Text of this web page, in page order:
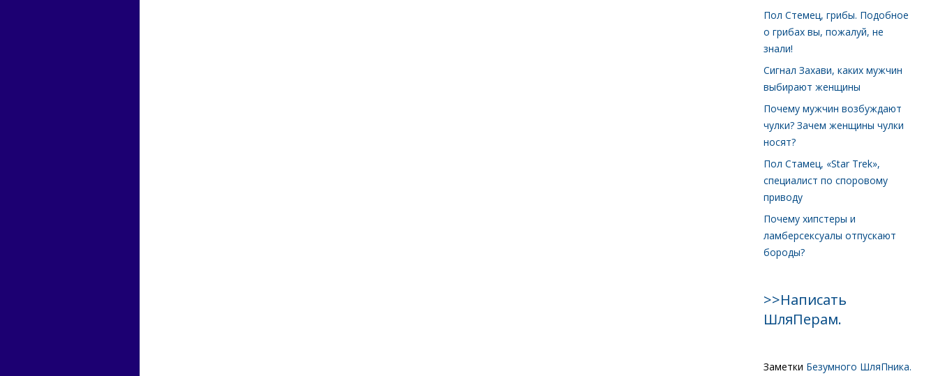
Пол Стемец, грибы. Подобное
о грибах вы, пожалуй, не
знали!
Сигнал Захави, каких мужчин
выбирают женщины
Почему мужчин возбуждают
чулки? Зачем женщины чулки
носят?
Пол Стамец, «Star Trek»,
специалист по споровому
приводу
Почему хипстеры и
ламберсексуалы отпускают
бороды?
>>Написать
ШляПерам.
Заметки Безумного ШляПника.